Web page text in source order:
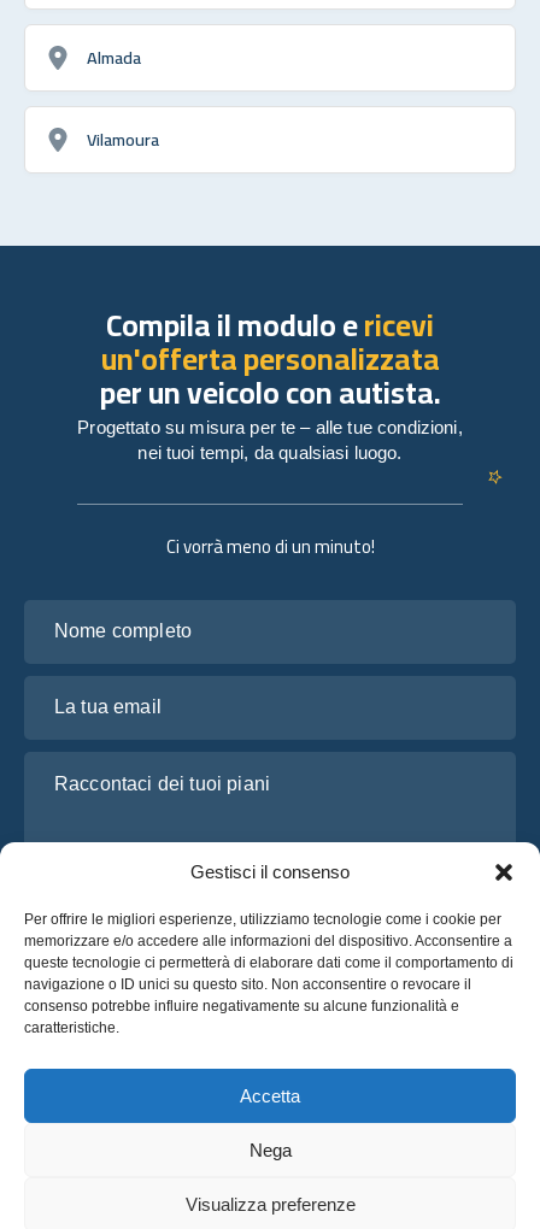
Gestisci il consenso
Per offrire le migliori esperienze, utilizziamo tecnologie come i cookie per
memorizzare e/o accedere alle informazioni del dispositivo. Acconsentire a
queste tecnologie ci permetterà di elaborare dati come il comportamento di
navigazione o ID unici su questo sito. Non acconsentire o revocare il
consenso potrebbe influire negativamente su alcune funzionalità e
caratteristiche.
Accetta
Nega
Visualizza preferenze
Almada
Vilamoura
© 2025 OsaBus © Tutti i Diritti Riservati.
Ci vorrà meno di un minuto!
Ho letto e accetto l’Informativa sulla privacydi OsaBus
Richiedi un preventivo
Richiedi un preventivo
Compila il modulo ericevi
un'offerta personalizzata
per un veicolo con autista.
Progettato su misura per te – alle tue condizioni,
nei tuoi tempi, da qualsiasi luogo.